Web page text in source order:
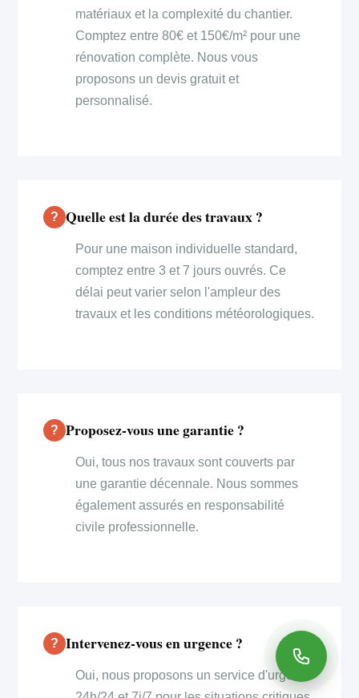
matériaux et la complexité du chantier.
Comptez entre 80€ et 150€/m² pour une
rénovation complète. Nous vous
proposons un devis gratuit et
personnalisé.
Quelle est la durée des travaux ?
Pour une maison individuelle standard,
comptez entre 3 et 7 jours ouvrés. Ce
délai peut varier selon l'ampleur des
travaux et les conditions météorologiques.
Proposez-vous une garantie ?
Oui, tous nos travaux sont couverts par
une garantie décennale. Nous sommes
également assurés en responsabilité
civile professionnelle.
Intervenez-vous en urgence ?
Oui, nous proposons un service d'urgence